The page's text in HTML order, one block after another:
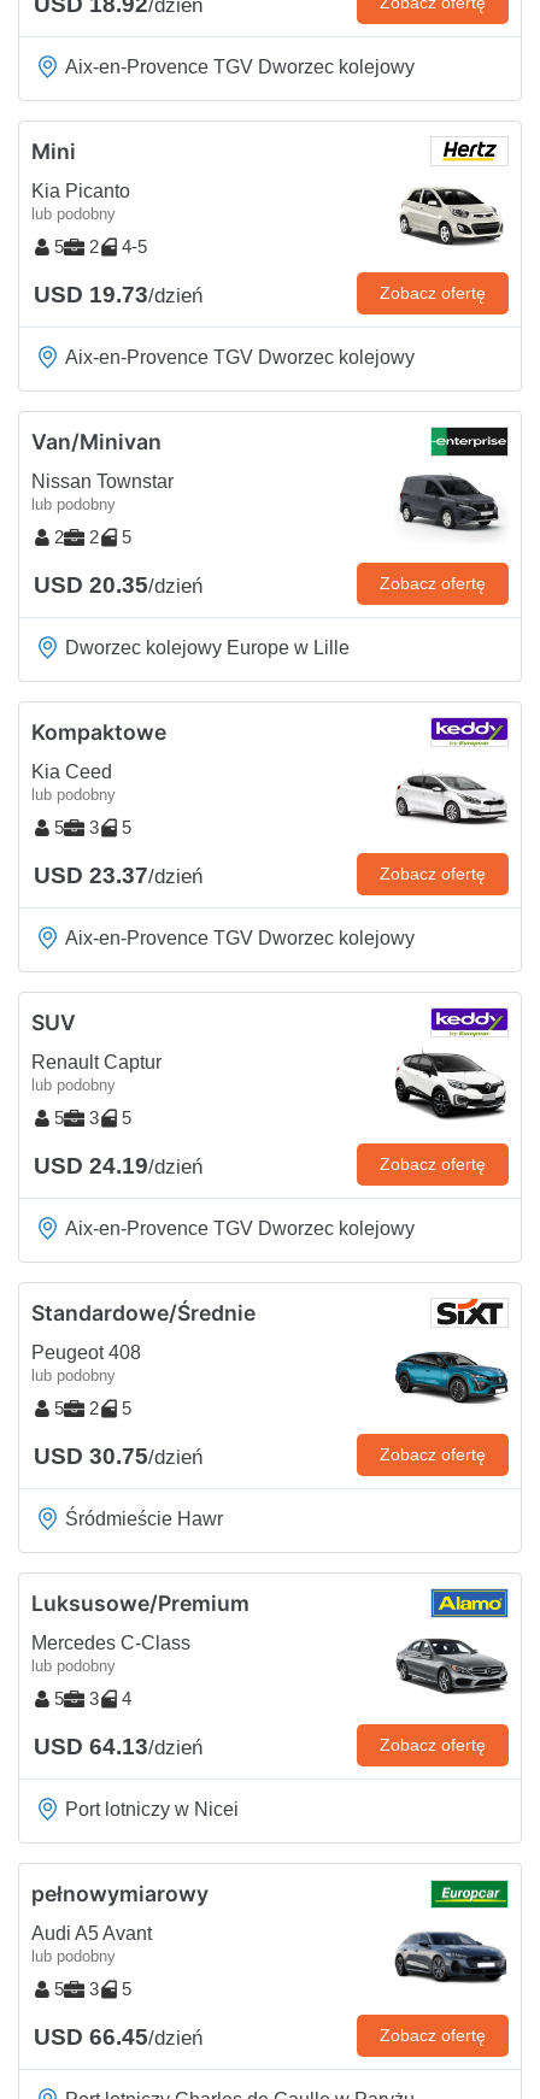
/dzień
Aix-en-Provence TGV Dworzec kolejowy
Mini
Kia Picanto
lub podobny
5 2 4-5
USD 19.73/dzień Zobacz ofertę
Aix-en-Provence TGV Dworzec kolejowy
Van/Minivan
Nissan Townstar
lub podobny
2 2 5
USD 20.35/dzień Zobacz ofertę
Dworzec kolejowy Europe w Lille
Kompaktowe
Kia Ceed
lub podobny
5 3 5
USD 23.37/dzień Zobacz ofertę
Aix-en-Provence TGV Dworzec kolejowy
SUV
Renault Captur
lub podobny
5 3 5
USD 24.19/dzień Zobacz ofertę
Aix-en-Provence TGV Dworzec kolejowy
Standardowe/Średnie
Peugeot 408
lub podobny
5 2 5
USD 30.75/dzień Zobacz ofertę
Śródmieście Hawr
Luksusowe/Premium
Mercedes C-Class
lub podobny
5 3 4
USD 64.13/dzień Zobacz ofertę
Port lotniczy w Nicei
pełnowymiarowy
Audi A5 Avant
lub podobny
5 3 5
USD 66.45/dzień Zobacz ofertę